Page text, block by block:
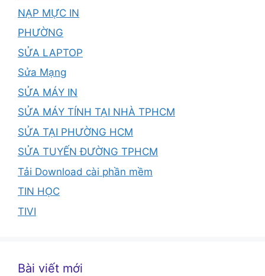
NẠP MỰC IN
PHƯỜNG
SỬA LAPTOP
Sửa Mạng
SỬA MÁY IN
SỬA MÁY TÍNH TẠI NHÀ TPHCM
SỬA TẠI PHƯỜNG HCM
SỬA TUYẾN ĐƯỜNG TPHCM
Tải Download cài phần mềm
TIN HỌC
TIVI
Bài viết mới